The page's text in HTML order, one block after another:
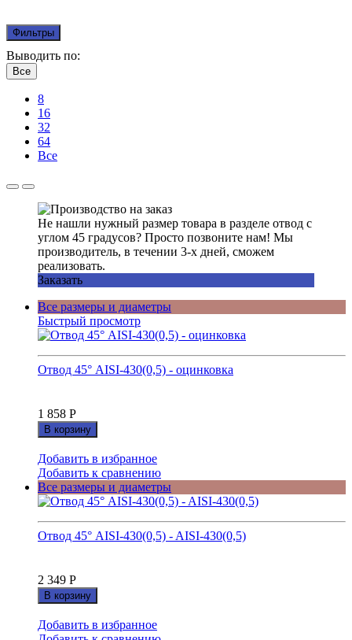
Фильтры
Выводить по:
Все
8
16
32
64
Все
Не нашли нужный размер товара в разделе отвод с
углом 45 градусов? Просто позвоните нам! Мы
производитель, в течении 3-х дней, сможем
реализовать.
Заказать
Все размеры и диаметры
Быстрый просмотр
Отвод 45° AISI-430(0,5) - оцинковка
1 858 Р
В корзину
Добавить в избранное
Добавить к сравнению
Все размеры и диаметры
Отвод 45° AISI-430(0,5) - AISI-430(0,5)
2 349 Р
В корзину
Добавить в избранное